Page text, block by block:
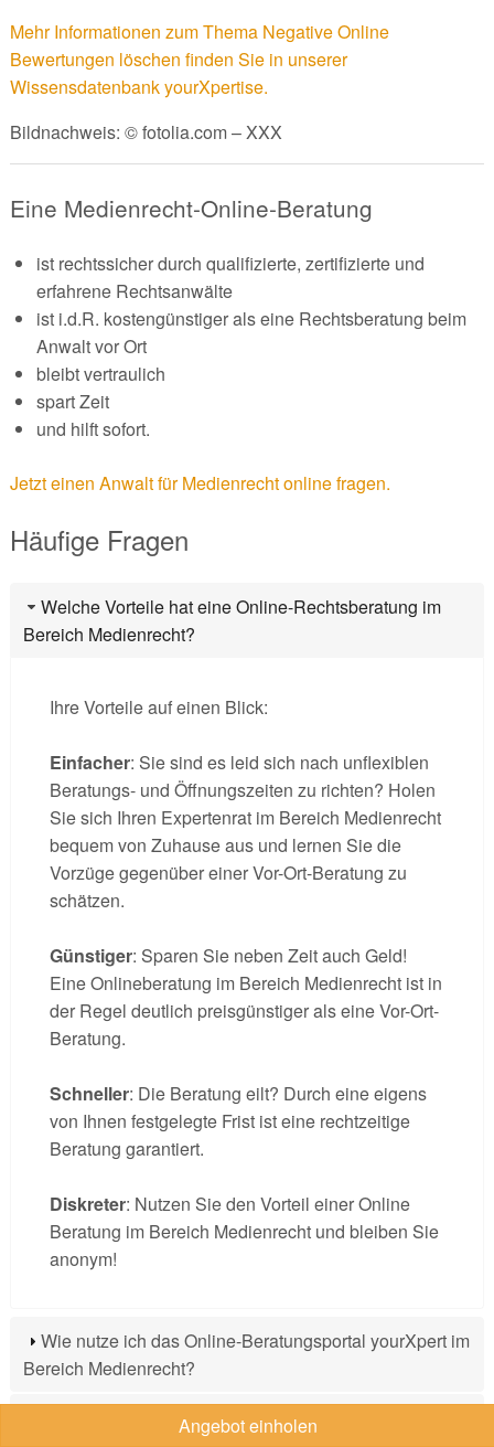
Angebot einholen
Mehr Informationen zum Thema Negative Online
Bewertungen löschen finden Sie in unserer
Wissensdatenbank yourXpertise.
Bildnachweis: © fotolia.com – XXX
Eine Medienrecht-Online-Beratung
ist rechtssicher durch qualifizierte, zertifizierte und
erfahrene Rechtsanwälte
ist i.d.R. kostengünstiger als eine Rechtsberatung beim
Anwalt vor Ort
bleibt vertraulich
spart Zeit
und hilft sofort.
Jetzt einen Anwalt für Medienrecht online fragen.
Häufige Fragen
Welche Vorteile hat eine Online-Rechtsberatung im
Bereich Medienrecht?
Ihre Vorteile auf einen Blick:
Einfacher: Sie sind es leid sich nach unflexiblen
Beratungs- und Öffnungszeiten zu richten? Holen
Sie sich Ihren Expertenrat im Bereich Medienrecht
bequem von Zuhause aus und lernen Sie die
Vorzüge gegenüber einer Vor-Ort-Beratung zu
schätzen.
Günstiger: Sparen Sie neben Zeit auch Geld!
Eine Onlineberatung im Bereich Medienrecht ist in
der Regel deutlich preisgünstiger als eine Vor-Ort-
Beratung.
Schneller: Die Beratung eilt? Durch eine eigens
von Ihnen festgelegte Frist ist eine rechtzeitige
Beratung garantiert.
Diskreter: Nutzen Sie den Vorteil einer Online
Beratung im Bereich Medienrecht und bleiben Sie
anonym!
Wie nutze ich das Online-Beratungsportal yourXpert im
Bereich Medienrecht?
Wie kontaktiere ich einen Experten für Medienrecht auf